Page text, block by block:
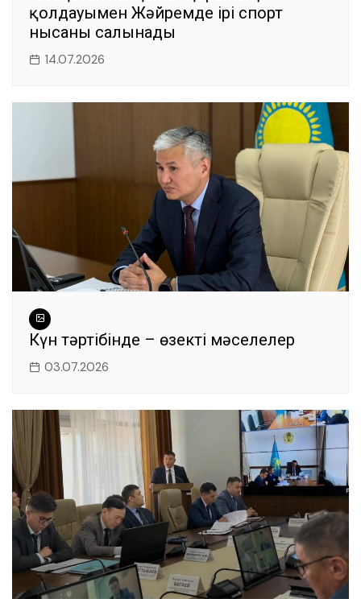
қолдауымен Жәйремде ірі спорт
нысаны салынады
14.07.2026
Күн тәртібінде – өзекті мәселелер
03.07.2026